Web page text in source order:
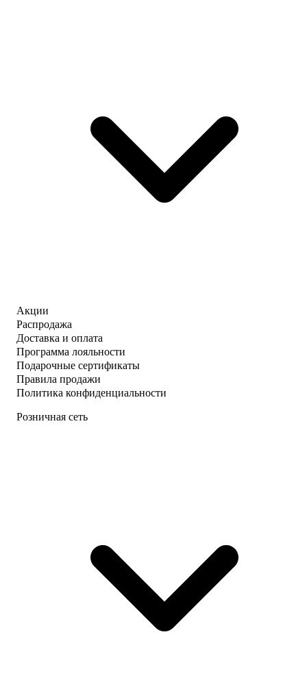
Акции
Распродажа
Доставка и оплата
Программа лояльности
Подарочные сертификаты
Правила продажи
Политика конфиденциальности
Розничная сеть